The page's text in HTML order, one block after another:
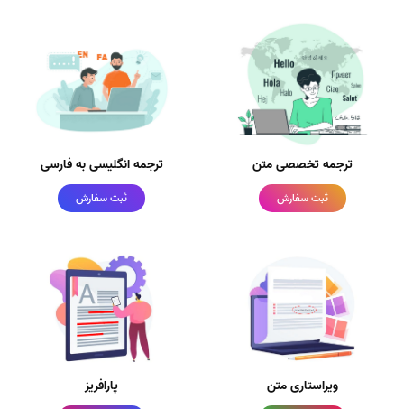
ترجمه تخصصی متن
ثبت سفارش
ترجمه انگلیسی به فارسی
ثبت سفارش
ویراستاری متن پارافریز